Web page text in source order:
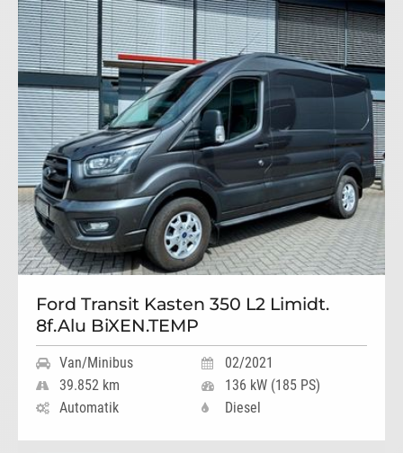
Ford Transit Kasten 350 L2 Limidt.
8f.Alu BiXEN.TEMP
Van/Minibus
02/2021
39.852 km
136 kW (185 PS)
Automatik
Diesel